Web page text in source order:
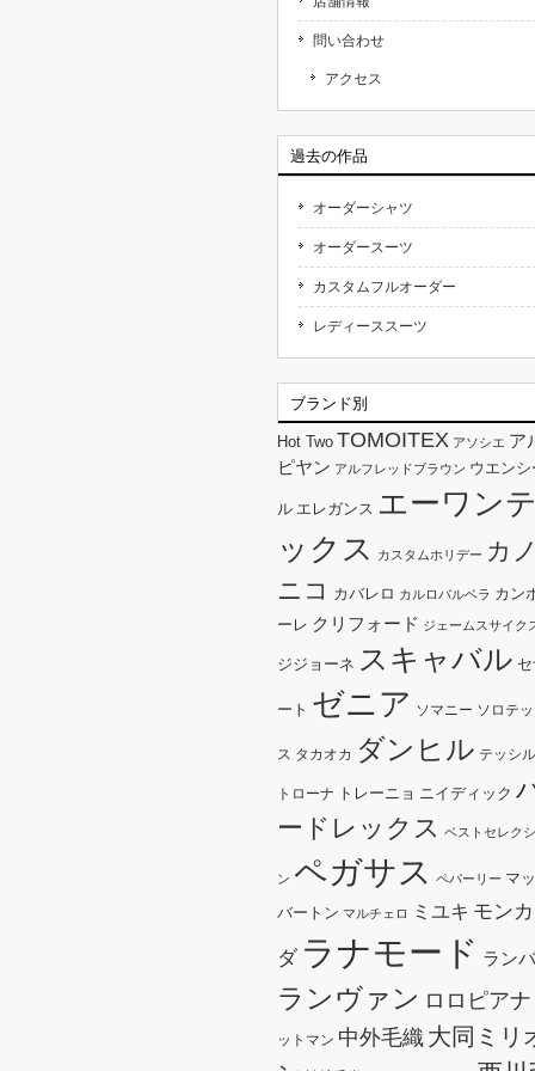
問い合わせ
アクセス
過去の作品
オーダーシャツ
オーダースーツ
カスタムフルオーダー
レディーススーツ
ブランド別
Hot Two TOMOITEX アソシエ ア
ピヤン アルフレッドブラウン ウエンシ
ル エレガンス エーワンテ
ックス
カスタムホリデー カノ
ニコ カバレロ カルロバルベラ カン
ーレ クリフォード ジェームスサイク
ジジョーネ スキャバル
ート ゼニア ソマニー ソロテッ
ス タカオカ ダンヒル テッシ
トローナ トレーニョ ニイディック
ードレックス ベストセレク
ン ペガサス ペパーリー マ
バートン マルチェロ ミユキ モン
ダ ラナモード ラン
ランヴァン ロロピアナ
ットマン 中外毛織大同ミリ